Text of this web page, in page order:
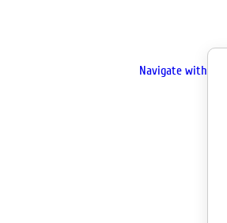
Navigate with